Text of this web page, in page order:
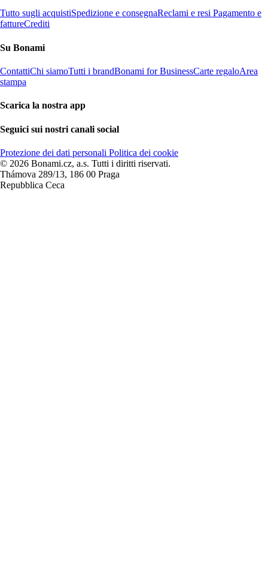
Tutto sugli acquistiSpedizione e consegnaReclami e resi Pagamento e
fattureCrediti
Su Bonami
ContattiChi siamoTutti i brandBonami for BusinessCarte regaloArea
stampa
Scarica la nostra app
Seguici sui nostri canali social
Protezione dei dati personali Politica dei cookie
© 2026 Bonami.cz, a.s. Tutti i diritti riservati.
Thámova 289/13, 186 00 Praga
Repubblica Ceca